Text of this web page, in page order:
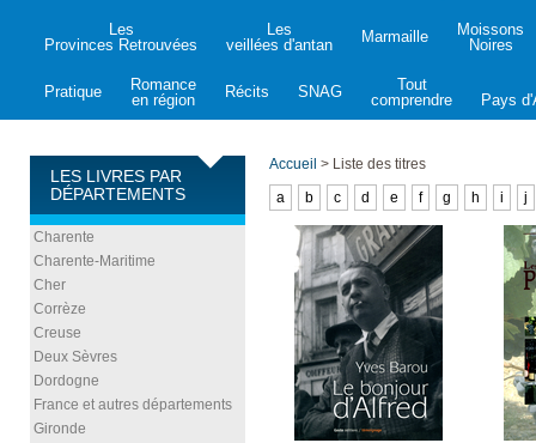
Les
Provinces Retrouvées
Les
veillées d'antan
Marmaille
Moissons
Noires
Pratique
Romance
en région
Récits SNAG
Tout
comprendre
Pays
LES LIVRES PAR
DÉPARTEMENTS
Charente
Charente-Maritime
Cher
Corrèze
Creuse
Deux Sèvres
Dordogne
France et autres départements
Gironde
Accueil > Liste des titres
a
b c d e f g h i j